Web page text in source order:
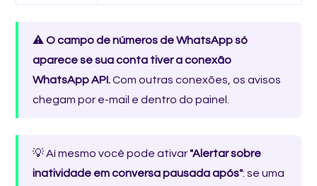
⚠️ O campo de números de WhatsApp só
aparece se sua conta tiver a conexão
WhatsApp API.Com outras conexões, os avisos
chegam por e-mail e dentro do painel.
💡 Aí mesmo você pode ativar"Alertar sobre
inatividade em conversa pausada após": se uma